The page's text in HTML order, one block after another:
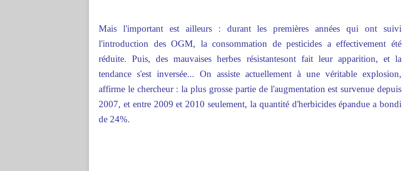
Mais l'important est ailleurs : durant les premières années qui ont suivi
l'introduction des OGM, la consommation de pesticides a effectivement été
réduite. Puis, des mauvaises herbes résistantesont fait leur apparition, et la
tendance s'est inversée... On assiste actuellement à une véritable explosion,
affirme le chercheur : la plus grosse partie de l'augmentation est survenue depuis
2007, et entre 2009 et 2010 seulement, la quantité d'herbicides épandue a bondi
de 24%.